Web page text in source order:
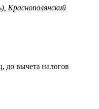
Краснополянский
до вычета налогов